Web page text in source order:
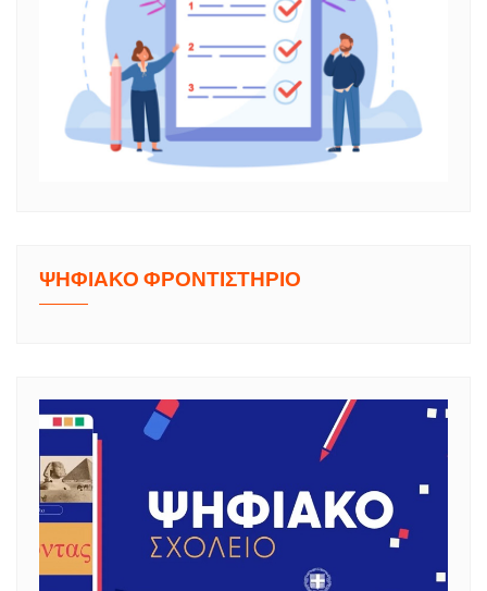
ΨΗΦΙΑΚΟ ΦΡΟΝΤΙΣΤΗΡΙΟ